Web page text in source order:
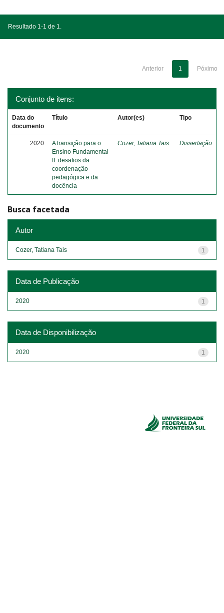
Resultado 1-1 de 1.
Anterior 1 Póximo
Conjunto de itens:
Data do
documento
Título Autor(es) Tipo
2020
A transição para o
Ensino Fundamental
II: desafios da
coordenação
pedagógica e da
docência
Cozer, Tatiana Tais Dissertação
Busca facetada
Autor
1
Cozer, Tatiana Tais
Data de Publicação
1
2020
Data de Disponibilização
1
2020